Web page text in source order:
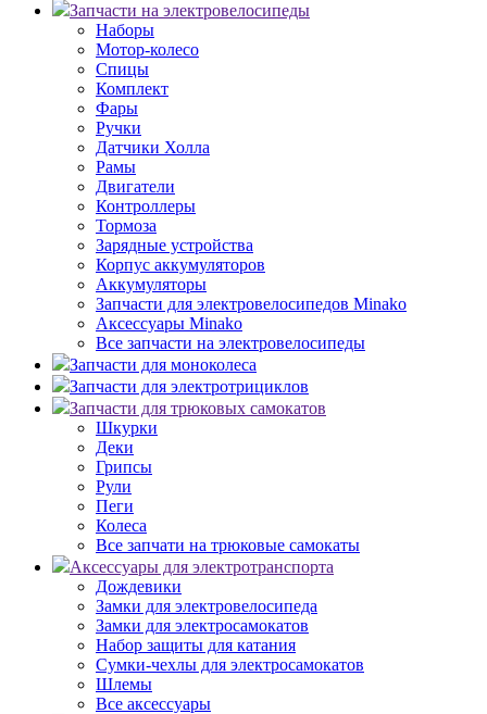
Запчасти на электровелосипеды
Наборы
Мотор-колесо
Спицы
Комплект
Фары
Ручки
Датчики Холла
Рамы
Двигатели
Контроллеры
Тормоза
Зарядные устройства
Корпус аккумуляторов
Аккумуляторы
Запчасти для электровелосипедов Minako
Аксессуары Minako
Все запчасти на электровелосипеды
Запчасти для моноколеса
Запчасти для электротрициклов
Запчасти для трюковых самокатов
Шкурки
Деки
Грипсы
Рули
Пеги
Колеса
Все запчати на трюковые самокаты
Аксессуары для электротранспорта
Дождевики
Замки для электровелосипеда
Замки для электросамокатов
Набор защиты для катания
Сумки-чехлы для электросамокатов
Шлемы
Все аксессуары